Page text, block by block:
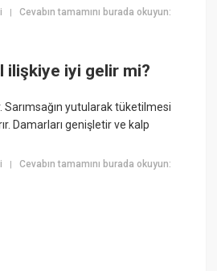
|Cevabın tamamını burada okuyun:
ilişkiye iyi gelir mi?
Sarımsağın yutularak tüketilmesi
Damarları genişletir ve kalp
|Cevabın tamamını burada okuyun: